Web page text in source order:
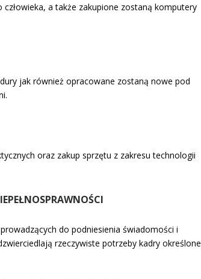
a także zakupione zostaną komputery
jak również opracowane zostaną nowe pod
oraz zakup sprzętu z zakresu technologii
do podniesienia świadomości i
rzeczywiste potrzeby kadry określone